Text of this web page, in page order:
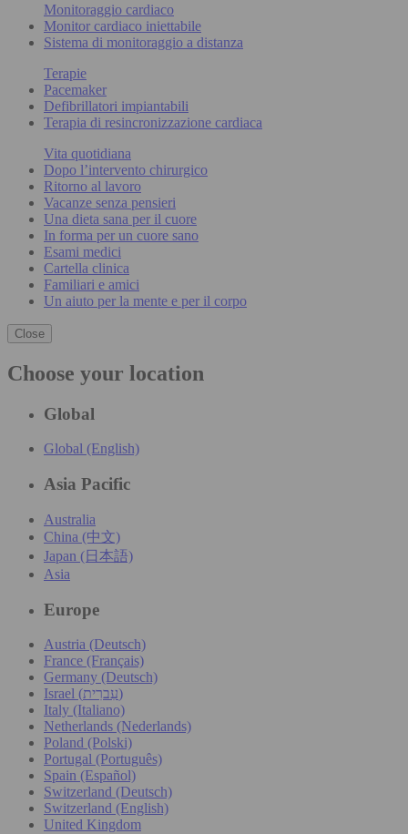
Monitoraggio cardiaco
Monitor cardiaco iniettabile
Sistema di monitoraggio a distanza
Terapie
Pacemaker
Defibrillatori impiantabili
Terapia di resincronizzazione cardiaca
Vita quotidiana
Dopo l’intervento chirurgico
Ritorno al lavoro
Vacanze senza pensieri
Una dieta sana per il cuore
In forma per un cuore sano
Esami medici
Cartella clinica
Familiari e amici
Un aiuto per la mente e per il corpo
Close
Choose your location
Global
Global (English)
Asia Pacific
Australia
China (中文)
Japan (日本語)
Asia
Europe
Austria (Deutsch)
France (Français)
Germany (Deutsch)
Israel (עִברִית)
Italy (Italiano)
Netherlands (Nederlands)
Poland (Polski)
Portugal (Português)
Spain (Español)
Switzerland (Deutsch)
Switzerland (English)
United Kingdom